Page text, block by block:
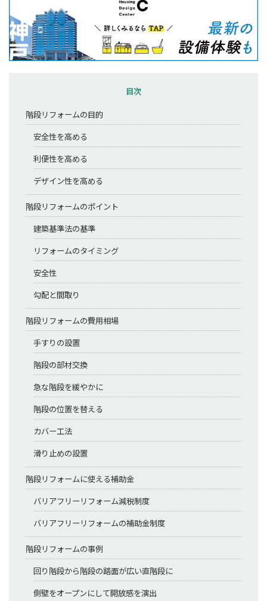
目次
階段リフォームの目的
安全性を高める
利便性を高める
デザイン性を高める
階段リフォームのポイント
建築基準法の基準
リフォームのタイミング
安全性
勾配と間取り
階段リフォームの費用相場
手すりの設置
階段の部材交換
急な階段を緩やかに
階段の位置を替える
カバー工法
滑り止めの設置
階段リフォームに使える補助金
バリアフリーリフォーム減税制度
バリアフリーリフォームの補助金制度
階段リフォームの事例
回り階段から階段の踏面が広い直階段に
側壁をオープンにして開放感を演出